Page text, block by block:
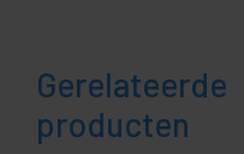
Gerelateerde
producten